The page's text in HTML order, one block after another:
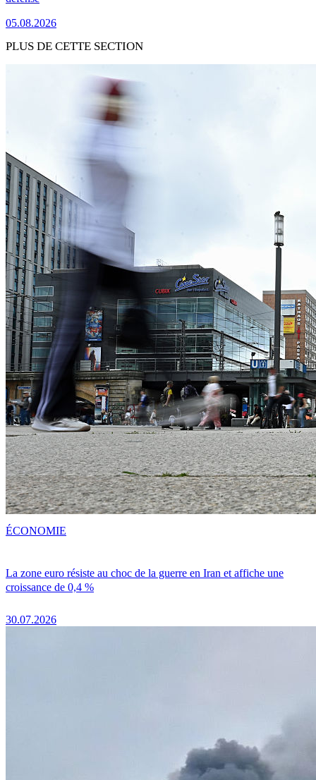
05.08.2026
PLUS DE CETTE SECTION
La zone euro résiste au choc de la guerre en Iran et affiche une
croissance de 0,4 %
30.07.2026
ÉCONOMIE